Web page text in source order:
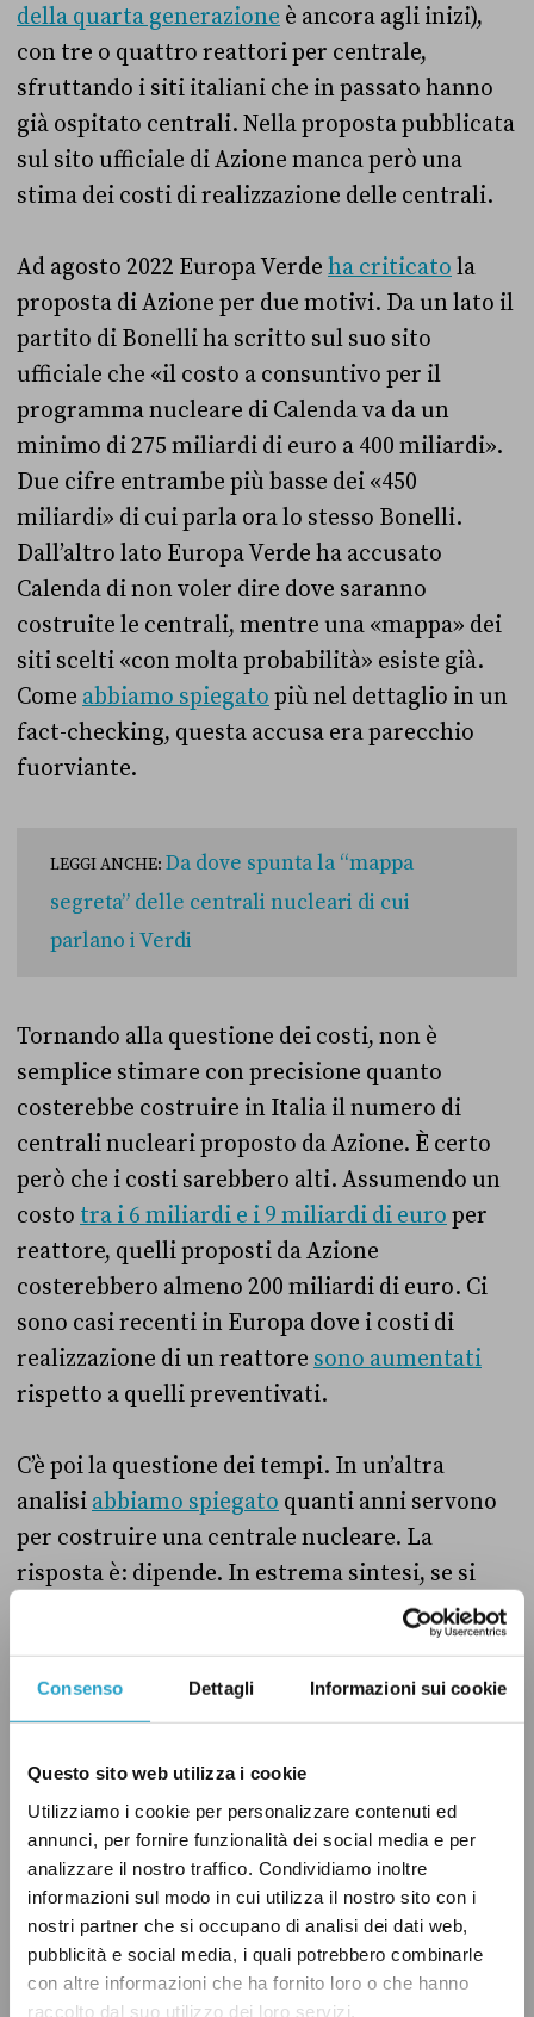
Consenso Dettagli Informazioni sui cookie
Questo sito web utilizza i cookie
Utilizziamo i cookie per personalizzare contenuti ed
annunci, per fornire funzionalità dei social media e per
analizzare il nostro traffico. Condividiamo inoltre
informazioni sul modo in cui utilizza il nostro sito con i
nostri partner che si occupano di analisi dei dati web,
pubblicità e social media, i quali potrebbero combinarle
con altre informazioni che ha fornito loro o che hanno
raccolto dal suo utilizzo dei loro servizi.
della quarta generazione è ancora agli inizi),
con tre o quattro reattori per centrale,
sfruttando i siti italiani che in passato hanno
già ospitato centrali. Nella proposta pubblicata
sul sito ufficiale di Azione manca però una
stima dei costi di realizzazione delle centrali.
Ad agosto 2022 Europa Verde ha criticato la
proposta di Azione per due motivi. Da un lato il
partito di Bonelli ha scritto sul suo sito
ufficiale che «il costo a consuntivo per il
programma nucleare di Calenda va da un
minimo di 275 miliardi di euro a 400 miliardi».
Due cifre entrambe più basse dei «450
miliardi» di cui parla ora lo stesso Bonelli.
Dall’altro lato Europa Verde ha accusato
Calenda di non voler dire dove saranno
costruite le centrali, mentre una «mappa» dei
siti scelti «con molta probabilità» esiste già.
Come abbiamo spiegato più nel dettaglio in un
fact-checking, questa accusa era parecchio
fuorviante.
LEGGI ANCHE: Da dove spunta la “mappa
segreta” delle centrali nucleari di cui
parlano i Verdi
Tornando alla questione dei costi, non è
semplice stimare con precisione quanto
costerebbe costruire in Italia il numero di
centrali nucleari proposto da Azione. È certo
però che i costi sarebbero alti. Assumendo un
costo tra i 6 miliardi e i 9 miliardi di euro per
reattore, quelli proposti da Azione
costerebbero almeno 200 miliardi di euro. Ci
sono casi recenti in Europa dove i costi di
realizzazione di un reattore sono aumentati
rispetto a quelli preventivati.
C’è poi la questione dei tempi. In un’altra
analisi abbiamo spiegato quanti anni servono
per costruire una centrale nucleare. La
risposta è: dipende. In estrema sintesi, se si
prendono gli anni più recenti, ci vogliono
almeno tra i sette e i dieci anni per costruire
una centrale: in alcuni casi c’è voluto meno
tempo, in alcuni casi di più. I tempi si
Storicamente gli Stati più veloci a costruire
reattori nucleari sono stati la Cina, il Giappone
e la Corea del Sud. Per quanto riguarda le
tempistiche più recenti di Paesi come Francia,
Stati Uniti e Regno Unito, i dati scarseggiano
per il ridotto numero di reattori in costruzione
negli ultimi anni.